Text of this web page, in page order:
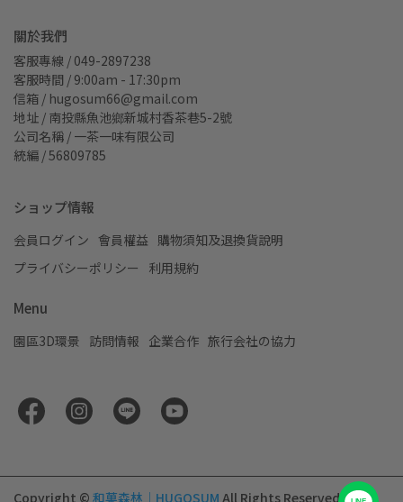
關於我們
客服專線 / 049-2897238
客服時間 / 9:00am - 17:30pm
信箱 / hugosum66@gmail.com
地址 / 南投縣魚池鄉新城村香茶巷5-2號
公司名稱 / 一茶一味有限公司
統編 / 56809785
ショップ情報
会員ログイン 會員權益 購物須知及退換貨說明
プライバシーポリシー
利用規約
Menu
園區3D環景 訪問情報 企業合作 旅行会社の協力
Copyright © 和菓森林｜HUGOSUM All Rights Reserved.